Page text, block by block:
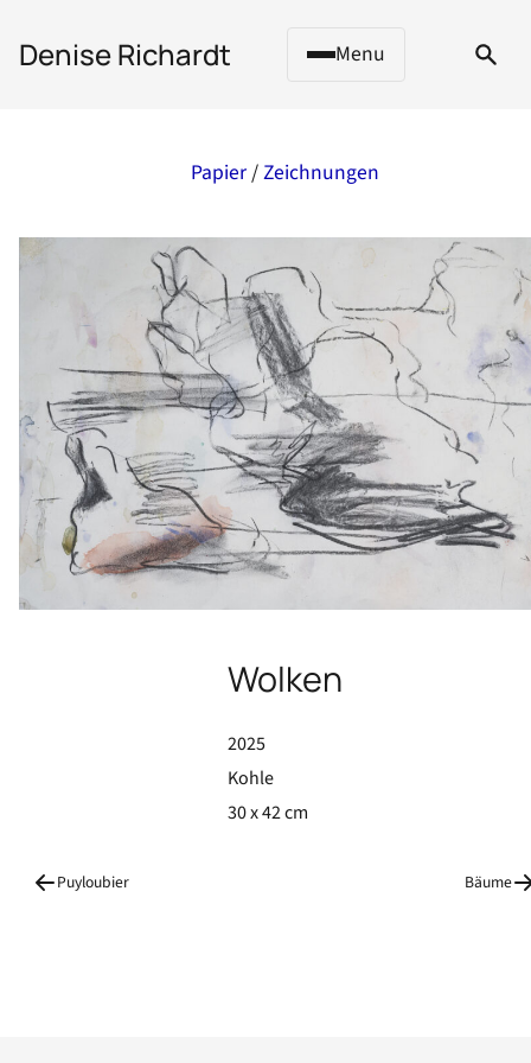
Denise Richardt Menu
Papier/Zeichnungen
Wolken
2025
Kohle
30 x 42 cm
Puyloubier Bäume